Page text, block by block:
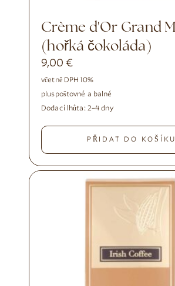
Crème d'Or Grand Marnier
(hořká čokoláda)
9,00€
včetně DPH 10%
pluspoštovné a balné
Dodací lhůta: 2–4 dny
PŘIDAT DO KOŠÍKU